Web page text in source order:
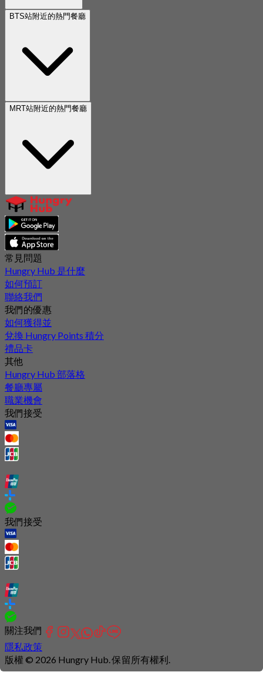
BTS站附近的熱門餐廳
MRT站附近的熱門餐廳
常見問題
Hungry Hub 是什麼
如何預訂
聯絡我們
我們的優惠
如何獲得並
兌換 Hungry Points 積分
禮品卡
其他
Hungry Hub 部落格
餐廳專屬
職業機會
我們接受
我們接受
關注我們
隱私政策
版權 © 2026 Hungry Hub. 保留所有權利.
Connection